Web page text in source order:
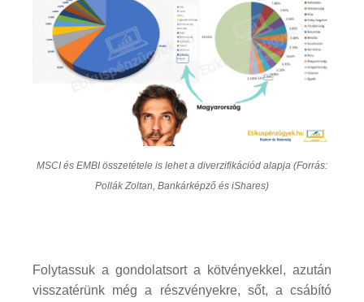
MSCI és EMBI összetétele is lehet a diverzifikációd alapja (Forrás:
Pollák Zoltan, Bankárképző és iShares)
Folytassuk a gondolatsort a kötvényekkel, azután
visszatérünk még a részvényekre, sőt, a csábító